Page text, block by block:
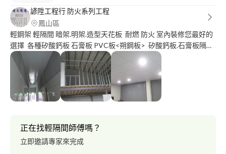
諺陞工程行 防火系列工程
鳳山區
輕鋼架 輕隔間 暗架.明架.造型天花板 耐燃 防火 室內裝修您最好的
選擇 各種矽酸鈣板 石膏板 PVC板<朔鋼板> 矽酸鈣板.石膏板隔間
暗架 石膏板 矽酸鈣板 PVC板 朔鋼板明架 廁所天花板 拆除舊裝潢
以上電話詢價 價格超優惠 高雄市 屏東縣市 台南市 到府免費估價
服務電話0*********LINE-********* 蔡先生
正在找輕隔間師傅嗎？
立即邀請專家來完成